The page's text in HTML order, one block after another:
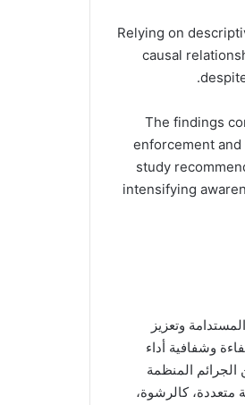
Relying on
causal
The findings
enforcement
study
intensifying
وتعزيز
وشفافية أداء
الجرائم المنظمة
متعددة، كالرشوة،